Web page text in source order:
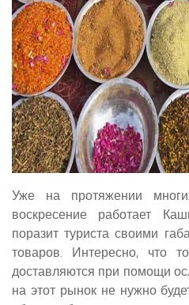
Уже на протяжении
воскресение работает
поразит туриста своими
товаров. Интересно, что
доставляются при помощи
на этот рынок не нужно